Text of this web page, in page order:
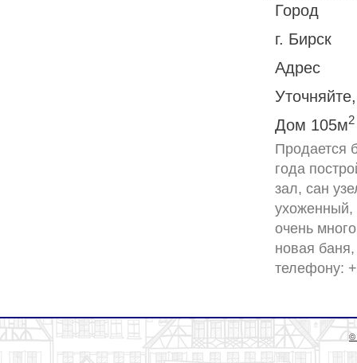
Город
г. Бирск
Адрес
Дом 105м2
Продается
года
зал, сан
ухоженный,
очень
новая
©